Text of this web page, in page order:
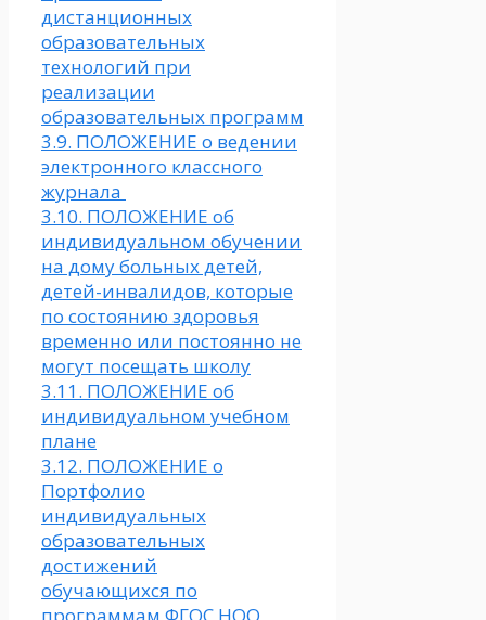
дистанционных
образовательных
технологий при
реализации
образовательных программ
3.9. ПОЛОЖЕНИЕ о ведении
электронного классного
журнала
3.10. ПОЛОЖЕНИЕ об
индивидуальном обучении
на дому больных детей,
детей-инвалидов, которые
по состоянию здоровья
временно или постоянно не
могут посещать школу
3.11. ПОЛОЖЕНИЕ об
индивидуальном учебном
плане
3.12. ПОЛОЖЕНИЕ о
Портфолио
индивидуальных
образовательных
достижений
обучающихся по